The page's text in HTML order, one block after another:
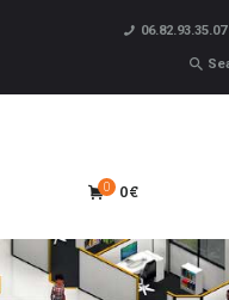
06.82.93.35.07
0€
0